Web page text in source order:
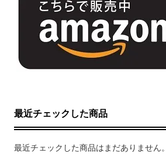
最近チェックした商品
最近チェックした商品はまだありません。